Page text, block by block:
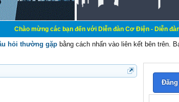
các bạn đến với Diễn đàn Cơ Điện - Diễn đàn Cơ điện
hỏi thường gặp bằng cách nhấn vào liên kết bên trên.